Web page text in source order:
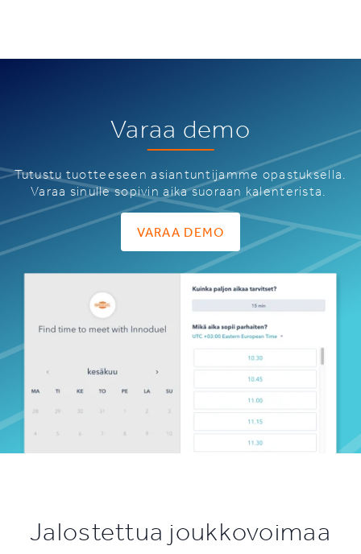
Varaa demo
Tutustu tuotteeseen asiantuntijamme opastuksella.
Varaa sinulle sopivin aika suoraan kalenterista.
VARAA DEMO
Jalostettua joukkovoimaa